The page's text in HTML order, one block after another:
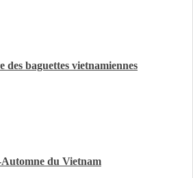
des baguettes vietnamiennes
du Vietnam